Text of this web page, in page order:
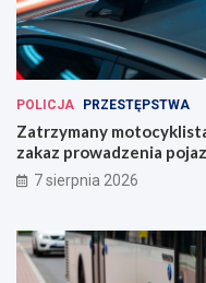
POLICJA PRZESTĘPSTWA
Zatrzymany
zakaz prowadzenia
7 sierpnia 2026